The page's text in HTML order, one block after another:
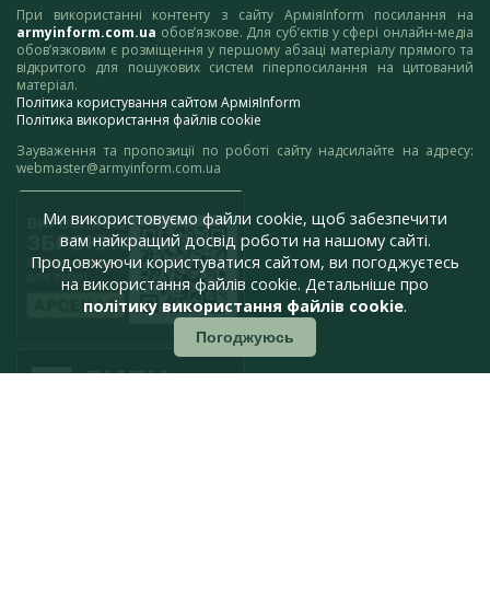
При використанні контенту з сайту АрміяInform посилання на
armyinform.com.ua обов’язкове. Для суб’єктів у сфері онлайн-медіа
обов’язковим є розміщення у першому абзаці матеріалу прямого та
відкритого для пошукових систем гіперпосилання на цитований
матеріал.
Політика користування сайтом АрміяInform
Політика використання файлів cookie
Зауваження та пропозиції по роботі сайту надсилайте на адресу:
webmaster@armyinform.com.ua
Ми використовуємо файли cookie, щоб забезпечити
вам найкращий досвід роботи на нашому сайті.
Продовжуючи користуватися сайтом, ви погоджуєтесь
на використання файлів cookie. Детальніше про
політику використання файлів cookie.
Погоджуюсь